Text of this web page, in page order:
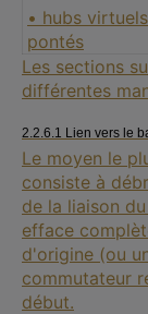
• hubs virtuels
pontés
Les sections
différentes
2.2.6.1 Lien vers le
Le moyen le
consiste à
de la liaison
efface
d'origine (ou
commutateur
début.